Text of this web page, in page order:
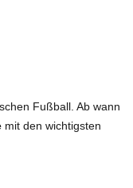
Fußball. Ab wann
mit den wichtigsten